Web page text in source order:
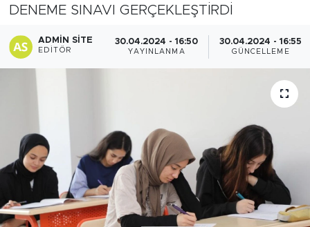
DENEME SINAVI GERÇEKLEŞTİRDİ
ADMIN SITE
EDITÖR
30.04.2024 - 16:50
YAYINLANMA
30.04.2024 - 16:55
GÜNCELLEME
Spor
Eğitim
Ekonomi